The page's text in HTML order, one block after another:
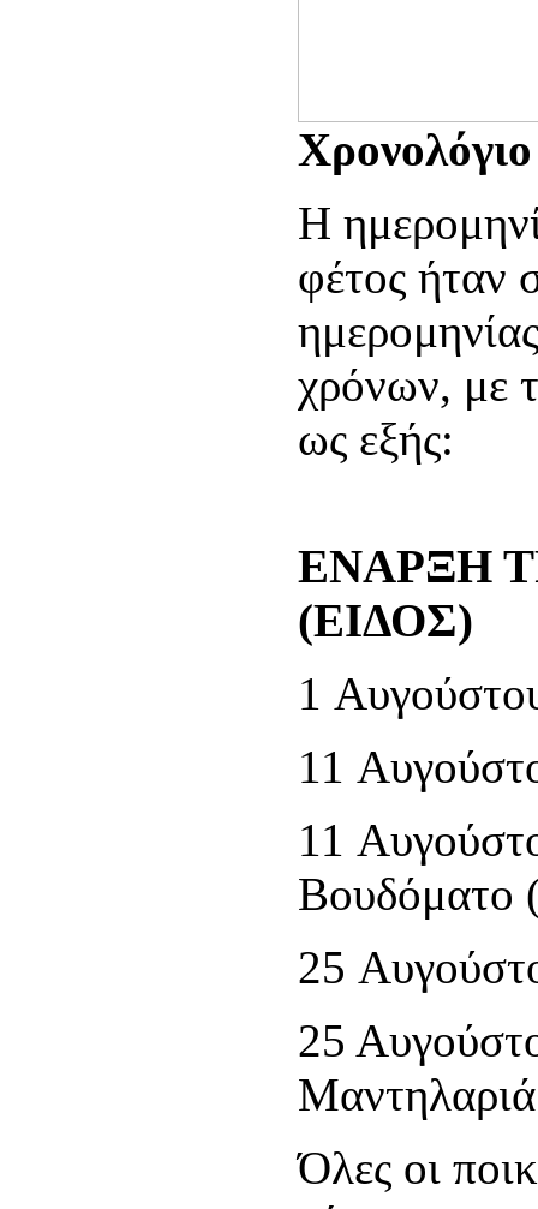
Χρονολόγιο
Η
φέτος ήταν
χρόνων, με
ως εξής:
ΕΝΑΡΞΗ
(ΕΙΔΟΣ)
1
11
11
Βουδόματο
25
25
Όλες οι